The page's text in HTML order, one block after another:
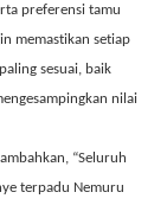
preferensi tamu
memastikan setiap
sesuai, baik
nilai
“Seluruh
terpadu Nemuru